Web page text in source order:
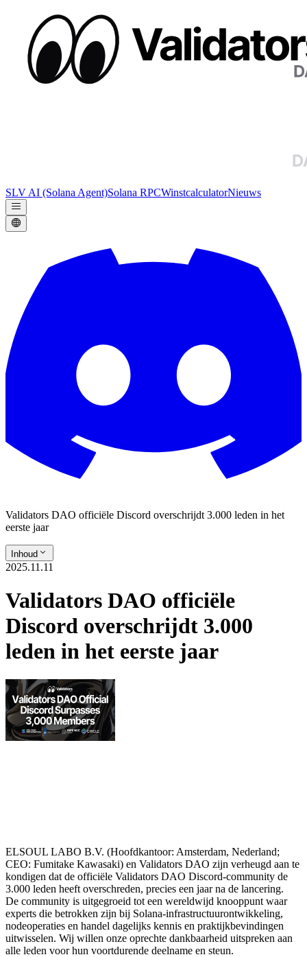
SLV AI (Solana Agent)Solana RPCWinstcalculatorNieuws
Validators DAO officiële Discord overschrijdt 3.000 leden in het
eerste jaar
Inhoud
2025.11.11
Validators DAO officiële
Discord overschrijdt 3.000
leden in het eerste jaar
ELSOUL LABO B.V. (Hoofdkantoor: Amsterdam, Nederland;
CEO: Fumitake Kawasaki) en Validators DAO zijn verheugd aan te
kondigen dat de officiële Validators DAO Discord-community de
3.000 leden heeft overschreden, precies een jaar na de lancering.
De community is uitgegroeid tot een wereldwijd knooppunt waar
experts die betrokken zijn bij Solana-infrastructuurontwikkeling,
nodeoperaties en handel dagelijks kennis en praktijkbevindingen
uitwisselen. Wij willen onze oprechte dankbaarheid uitspreken aan
alle leden voor hun voortdurende deelname en steun.